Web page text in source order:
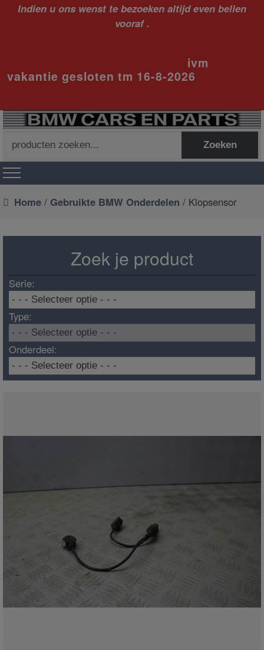
Indien u ons wenst te bezoeken altijd even bellen
vooraf .
ivm
vakantie gesloten tm 16-8-2026
naar:
Zoeken
Home / Gebruikte BMW Onderdelen / Klopsensor
Zoek je product
Serie:
Type:
Onderdeel: